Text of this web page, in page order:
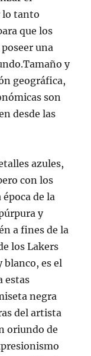
lo tanto
que los
una
y
geográfica,
son
desde las
azules,
con los
de la
y
a fines de la
los Lakers
blanco, es el
estas
negra
del artista
oriundo de